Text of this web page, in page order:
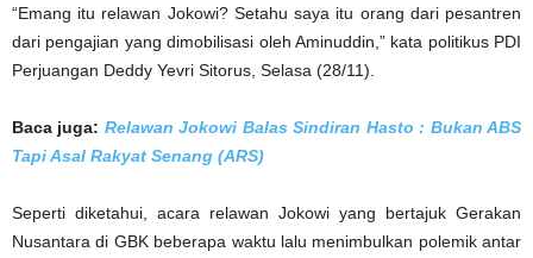
“Emang itu relawan Jokowi? Setahu saya itu orang dari pesantren
dari pengajian yang dimobilisasi oleh Aminuddin,” kata politikus PDI
Perjuangan Deddy Yevri Sitorus, Selasa (28/11).
Baca juga: Relawan Jokowi Balas Sindiran Hasto : Bukan ABS
Tapi Asal Rakyat Senang (ARS)
Seperti diketahui, acara relawan Jokowi yang bertajuk Gerakan
Nusantara di GBK beberapa waktu lalu menimbulkan polemik antar